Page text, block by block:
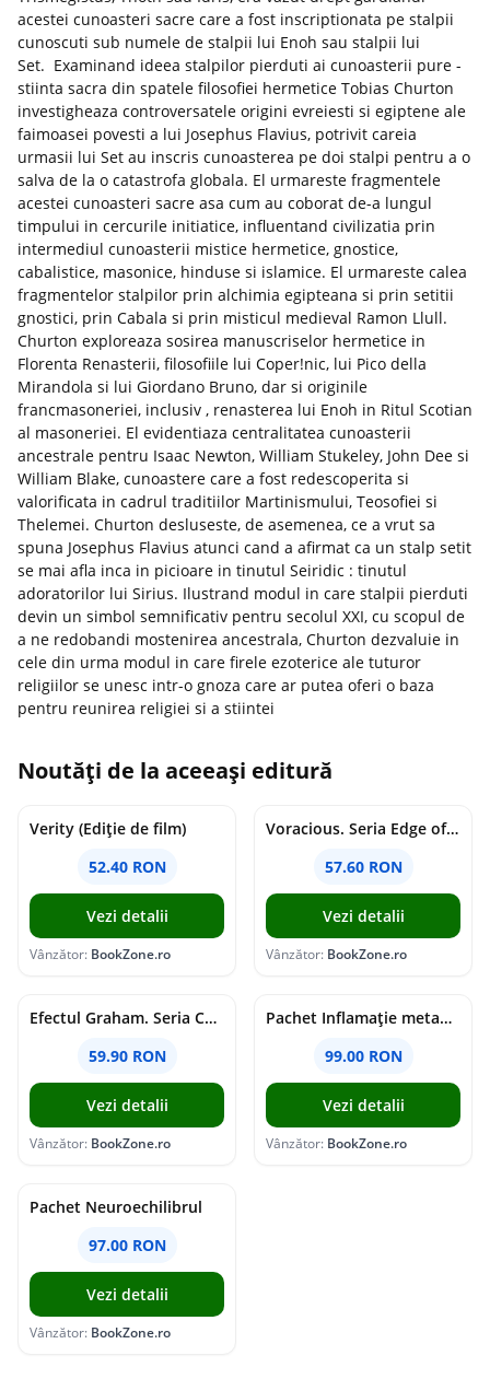
acestei cunoasteri sacre care a fost inscriptionata pe stalpii
cunoscuti sub numele de stalpii lui Enoh sau stalpii lui
Set. Examinand ideea stalpilor pierduti ai cunoasterii pure -
stiinta sacra din spatele filosofiei hermetice Tobias Churton
investigheaza controversatele origini evreiesti si egiptene ale
faimoasei povesti a lui Josephus Flavius, potrivit careia
urmasii lui Set au inscris cunoasterea pe doi stalpi pentru a o
salva de la o catastrofa globala. El urmareste fragmentele
acestei cunoasteri sacre asa cum au coborat de-a lungul
timpului in cercurile initiatice, influentand civilizatia prin
intermediul cunoasterii mistice hermetice, gnostice,
cabalistice, masonice, hinduse si islamice. El urmareste calea
fragmentelor stalpilor prin alchimia egipteana si prin setitii
gnostici, prin Cabala si prin misticul medieval Ramon Llull.
Churton exploreaza sosirea manuscriselor hermetice in
Florenta Renasterii, filosofiile lui Coper!nic, lui Pico della
Mirandola si lui Giordano Bruno, dar si originile
francmasoneriei, inclusiv , renasterea lui Enoh in Ritul Scotian
al masoneriei. El evidentiaza centralitatea cunoasterii
ancestrale pentru Isaac Newton, William Stukeley, John Dee si
William Blake, cunoastere care a fost redescoperita si
valorificata in cadrul traditiilor Martinismului, Teosofiei si
Thelemei. Churton desluseste, de asemenea, ce a vrut sa
spuna Josephus Flavius atunci cand a afirmat ca un stalp setit
se mai afla inca in picioare in tinutul Seiridic : tinutul
adoratorilor lui Sirius. Ilustrand modul in care stalpii pierduti
devin un simbol semnificativ pentru secolul XXI, cu scopul de
a ne redobandi mostenirea ancestrala, Churton dezvaluie in
cele din urma modul in care firele ezoterice ale tuturor
religiilor se unesc intr-o gnoza care ar putea oferi o baza
pentru reunirea religiei si a stiintei
Noutăți de la aceeași editură
Verity (Ediție de film)
52.40 RON
Vezi detalii
Vânzător: BookZone.ro
Voracious. Seria Edge of Darkness Vol.2
57.60 RON
Vezi detalii
Vânzător: BookZone.ro
Efectul Graham. Seria Campus Diaries Vol.1
59.90 RON
Vezi detalii
Vânzător: BookZone.ro
Pachet Inflamație metabolism și creier
99.00 RON
Vezi detalii
Vânzător: BookZone.ro
Pachet Neuroechilibrul
97.00 RON
Vezi detalii
Vânzător: BookZone.ro